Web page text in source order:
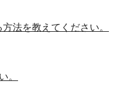
法を教えてください。
。